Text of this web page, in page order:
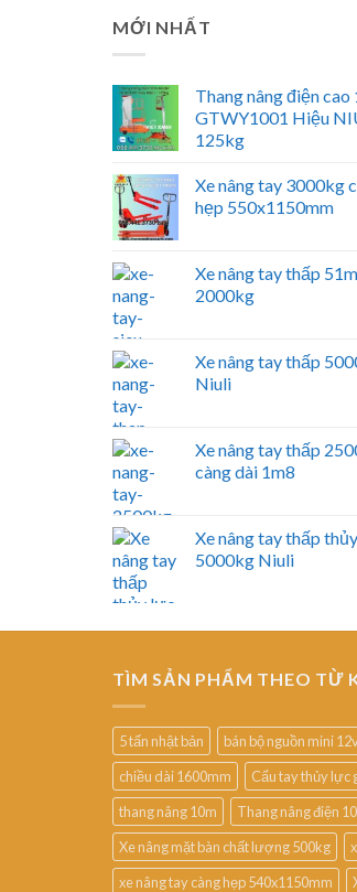
MỚI NHẤT
Thang nâng điện cao
GTWY1001 Hiệu
125kg
Xe nâng tay 3000kg
hẹp 550x1150mm
Xe nâng tay thấp
2000kg
Xe nâng tay thấp
Niuli
Xe nâng tay thấp
càng dài 1m8
Xe nâng tay thấp
5000kg Niuli
TÌM SẢN PHẨM THEO TỪ
5 tấn nhật bản bán bộ nguồn mini
chiều dài 1600mm
Cẩu tay thủy lực
thang nâng 10m
Thang nâng điện
Xe nâng mặt bàn chất lượng 500kg
xe nâng tay càng hẹp 540x1150mm